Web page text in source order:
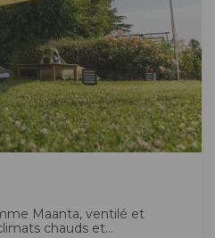
Maanta, ventilé et
chauds et...